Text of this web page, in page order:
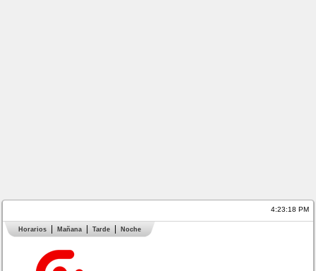
4:23:18 PM
Horarios Mañana Tarde Noche